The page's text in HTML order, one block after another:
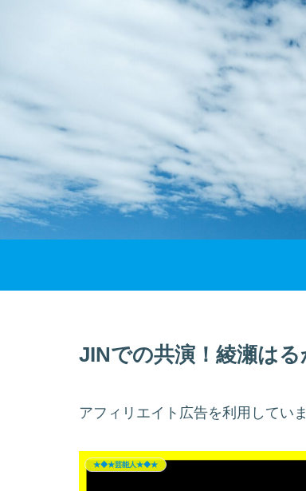
JINでの共演！綾瀬は
アフィリエイト広告を利用していま
★◆★芸能人★◆★